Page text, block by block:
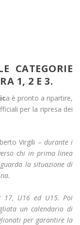
CATEGORIE
1, 2 E 3.
a è pronto a ripartire,
per la ripresa dei
Virgili – durante i
chi in prima linea
la situazione di
17, U16 ed U15. Poi
un calendario di
per garantire la